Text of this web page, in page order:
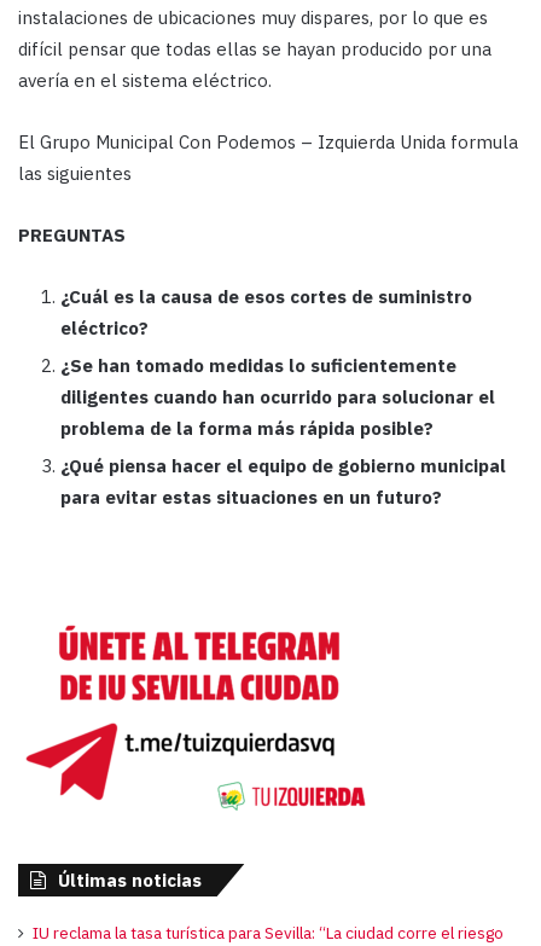
instalaciones de ubicaciones muy dispares, por lo que es
difícil pensar que todas ellas se hayan producido por una
avería en el sistema eléctrico.
El Grupo Municipal Con Podemos – Izquierda Unida formula
las siguientes
PREGUNTAS
¿Cuál es la causa de esos cortes de suministro
eléctrico?
¿Se han tomado medidas lo suficientemente
diligentes cuando han ocurrido para solucionar el
problema de la forma más rápida posible?
¿Qué piensa hacer el equipo de gobierno municipal
para evitar estas situaciones en un futuro?
Últimas noticias
IU reclama la tasa turística para Sevilla: “La ciudad corre el riesgo